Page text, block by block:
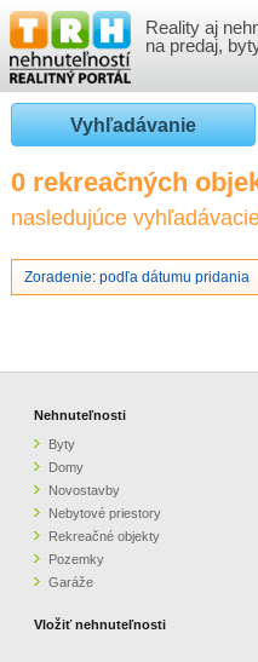
Reality aj
na predaj,
NEHNUTEĽNOSTI
BYTY
NOVOSTAVBY
NEBYTOVÉ PRIESTORY
GARÁŽE
VLOŽIŤ NEHNUTEĽNOSTI
PRIHLÁSENIE
REGISTRÁCIA
VÝVOJ CIEN REALÍT
ČLÁNKY O REALITÁCH
O NÁS
CENNÍK REALITNEJ INZERCIE
ZVÝRAZNENIE REALITNÝCH INZERÁTOV
Vyhľadávanie
0 rekreačných
nasledujúce
Zoradenie: podľa dátumu pridania
Nehnuteľnosti
Byty
Domy
Novostavby
Nebytové priestory
Rekreačné objekty
Pozemky
Garáže
Vložiť nehnuteľnosti